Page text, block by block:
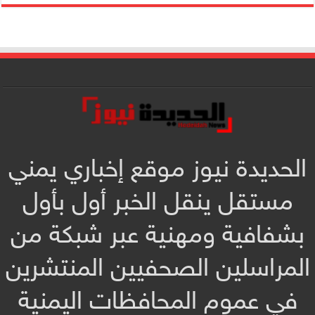
الحديدة نيوز موقع إخباري يمني
مستقل ينقل الخبر أول بأول
بشفافية ومهنية عبر شبكة من
المراسلين الصحفيين المنتشرين
في عموم المحافظات اليمنية